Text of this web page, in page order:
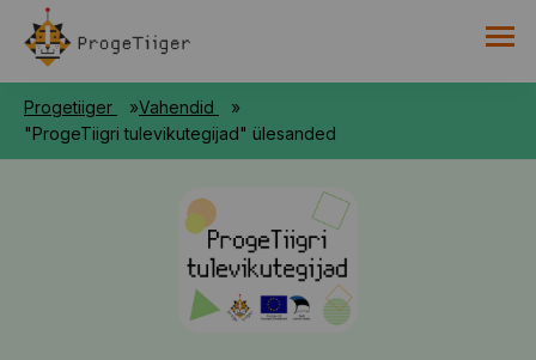
RAAMAT
Progetiiger
Vahendid
"ProgeTiigri tulevikutegijad" ülesanded